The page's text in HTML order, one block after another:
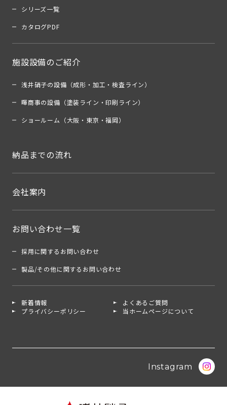
シリーズ一覧
カタログPDF
施設設備のご紹介
浅井硝子の設備（成形・加工・検査ライン）
暉商事の設備（塗装ライン・印刷ライン）
ショールーム（大阪・東京・福岡）
納品までの流れ
会社案内
お問い合わせ一覧
採用に関するお問い合わせ
製品/その他に関するお問い合わせ
新着情報
よくあるご質問
プライバシーポリシー
当ホームページについて
Instagram